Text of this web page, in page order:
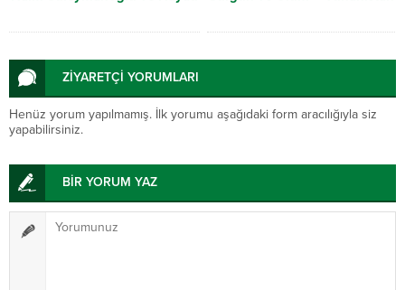
ZİYARETÇİ YORUMLARI
Henüz yorum yapılmamış. İlk yorumu aşağıdaki form aracılığıyla siz
yapabilirsiniz.
BİR YORUM YAZ